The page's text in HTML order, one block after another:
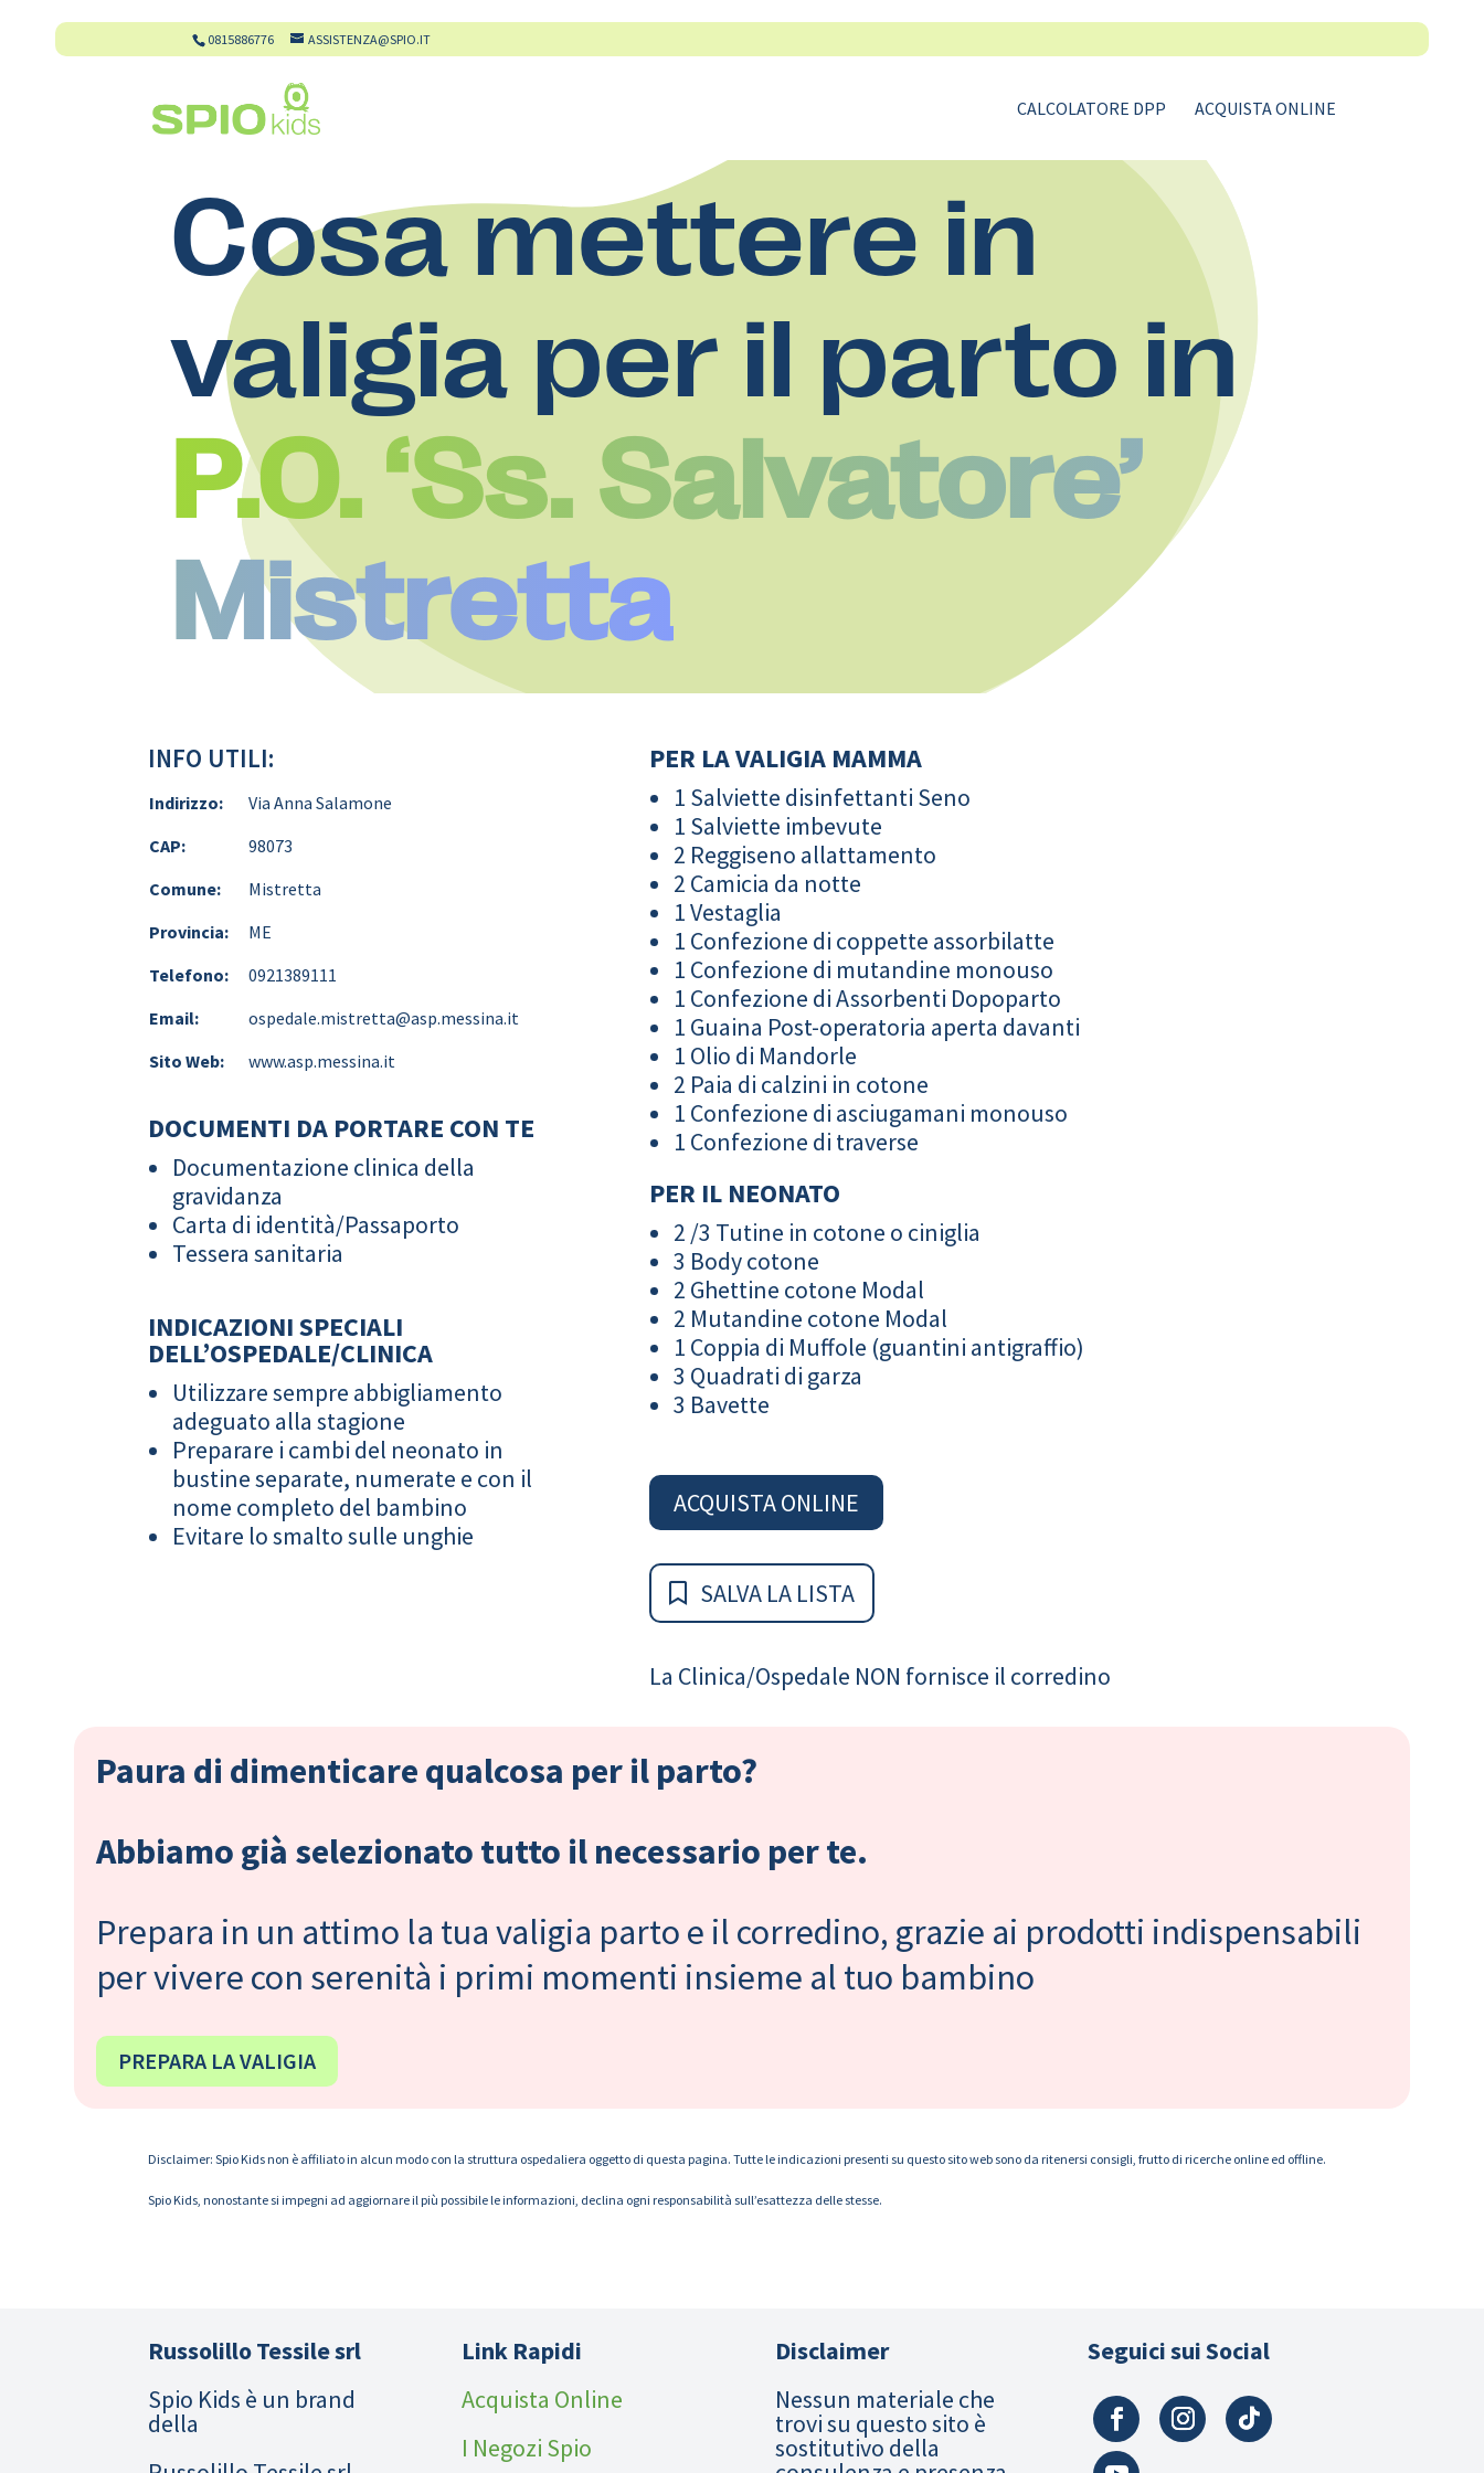
0815886776 ASSISTENZA@SPIO.IT
CALCOLATORE DPP ACQUISTA ONLINE
Cosa mettere in
valigia per il parto in
P.O. ‘Ss. Salvatore’
Mistretta
INFO UTILI:
Indirizzo:
Via Anna Salamone
CAP:
98073
Comune:
Mistretta
Provincia:
ME
Telefono:
0921389111
Email:
ospedale.mistretta@asp.messina.it
Sito Web:
www.asp.messina.it
DOCUMENTI DA PORTARE CON TE
Documentazione clinica della
gravidanza
Carta di identità/Passaporto
Tessera sanitaria
INDICAZIONI SPECIALI
DELL’OSPEDALE/CLINICA
Utilizzare sempre abbigliamento
adeguato alla stagione
Preparare i cambi del neonato in
bustine separate, numerate e con il
nome completo del bambino
Evitare lo smalto sulle unghie
PER LA VALIGIA MAMMA
1 Salviette disinfettanti Seno
1 Salviette imbevute
2 Reggiseno allattamento
2 Camicia da notte
1 Vestaglia
1 Confezione di coppette assorbilatte
1 Confezione di mutandine monouso
1 Confezione di Assorbenti Dopoparto
1 Guaina Post-operatoria aperta davanti
1 Olio di Mandorle
2 Paia di calzini in cotone
1 Confezione di asciugamani monouso
1 Confezione di traverse
PER IL NEONATO
2 /3 Tutine in cotone o ciniglia
3 Body cotone
2 Ghettine cotone Modal
2 Mutandine cotone Modal
1 Coppia di Muffole (guantini antigraffio)
3 Quadrati di garza
3 Bavette
ACQUISTA ONLINE
SALVA LA LISTA
La Clinica/Ospedale NON fornisce il corredino
Paura di dimenticare qualcosa per il parto?
Abbiamo già selezionato tutto il necessario per te.
Prepara in un attimo la tua valigia parto e il corredino, grazie ai prodotti indispensabili
per vivere con serenità i primi momenti insieme al tuo bambino
PREPARA LA VALIGIA
Disclaimer: Spio Kids non è affiliato in alcun modo con la struttura ospedaliera oggetto di questa pagina. Tutte le indicazioni presenti su questo sito web sono da ritenersi consigli, frutto di ricerche online ed offline.
Spio Kids, nonostante si impegni ad aggiornare il più possibile le informazioni, declina ogni responsabilità sull’esattezza delle stesse.
Russolillo Tessile srl
Spio Kids è un brand
della
Link Rapidi
Acquista Online
I Negozi Spio
Disclaimer
Nessun materiale che
trovi su questo sito è
sostitutivo della
Seguici sui Social